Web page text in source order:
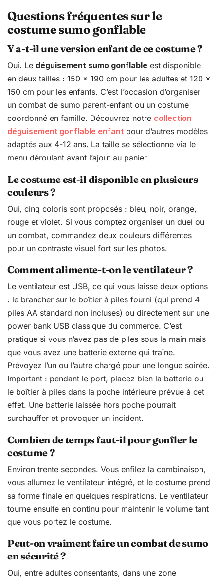
Questions fréquentes sur le
costume sumo gonflable
Y a-t-il une version enfant de ce costume ?
Oui. Le déguisement sumo gonflable est disponible
en deux tailles : 150 x 190 cm pour les adultes et 120 x
150 cm pour les enfants. C’est l’occasion d’organiser
un combat de sumo parent-enfant ou un costume
coordonné en famille. Découvrez notre collection
déguisement gonflable enfant pour d’autres modèles
adaptés aux 4-12 ans. La taille se sélectionne via le
menu déroulant avant l’ajout au panier.
Le costume est-il disponible en plusieurs
couleurs ?
Oui, cinq coloris sont proposés : bleu, noir, orange,
rouge et violet. Si vous comptez organiser un duel ou
un combat, commandez deux couleurs différentes
pour un contraste visuel fort sur les photos.
Comment alimente-t-on le ventilateur ?
Le ventilateur est USB, ce qui vous laisse deux options
: le brancher sur le boîtier à piles fourni (qui prend 4
piles AA standard non incluses) ou directement sur une
power bank USB classique du commerce. C’est
pratique si vous n’avez pas de piles sous la main mais
que vous avez une batterie externe qui traîne.
Prévoyez l’un ou l’autre chargé pour une longue soirée.
Important : pendant le port, placez bien la batterie ou
le boîtier à piles dans la poche intérieure prévue à cet
effet. Une batterie laissée hors poche pourrait
surchauffer et provoquer un incident.
Combien de temps faut-il pour gonfler le
costume ?
Environ trente secondes. Vous enfilez la combinaison,
vous allumez le ventilateur intégré, et le costume prend
sa forme finale en quelques respirations. Le ventilateur
tourne ensuite en continu pour maintenir le volume tant
que vous portez le costume.
Peut-on vraiment faire un combat de sumo
en sécurité ?
Oui, entre adultes consentants, dans une zone